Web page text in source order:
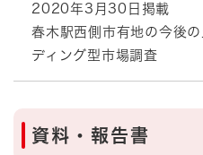
2020年3月30日掲載
春木駅西側市有地の今後
ディング型市場調査
資料・報告書